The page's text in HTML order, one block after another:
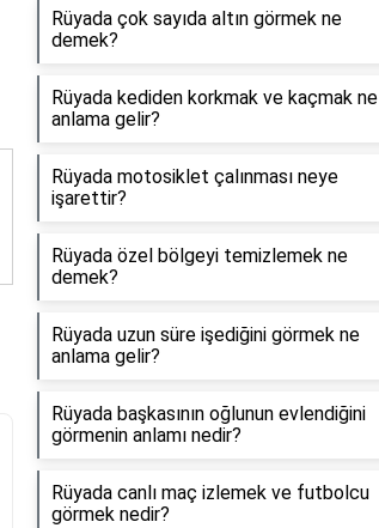
Rüyada çok sayıda altın görmek ne
demek?
Rüyada kediden korkmak ve kaçmak ne
anlama gelir?
Rüyada motosiklet çalınması neye
işarettir?
Rüyada özel bölgeyi temizlemek ne
demek?
Rüyada uzun süre işediğini görmek ne
anlama gelir?
Rüyada başkasının oğlunun evlendiğini
görmenin anlamı nedir?
Rüyada canlı maç izlemek ve futbolcu
görmek nedir?